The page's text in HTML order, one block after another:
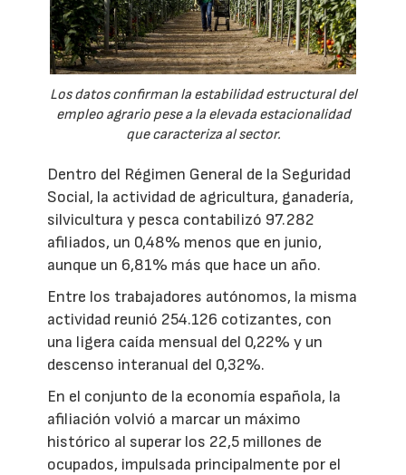
Los datos confirman la estabilidad estructural del
empleo agrario pese a la elevada estacionalidad
que caracteriza al sector.
Dentro del Régimen General de la Seguridad
Social, la actividad de agricultura, ganadería,
silvicultura y pesca contabilizó 97.282
afiliados, un 0,48% menos que en junio,
aunque un 6,81% más que hace un año.
Entre los trabajadores autónomos, la misma
actividad reunió 254.126 cotizantes, con
una ligera caída mensual del 0,22% y un
descenso interanual del 0,32%.
En el conjunto de la economía española, la
afiliación volvió a marcar un máximo
histórico al superar los 22,5 millones de
ocupados, impulsada principalmente por el